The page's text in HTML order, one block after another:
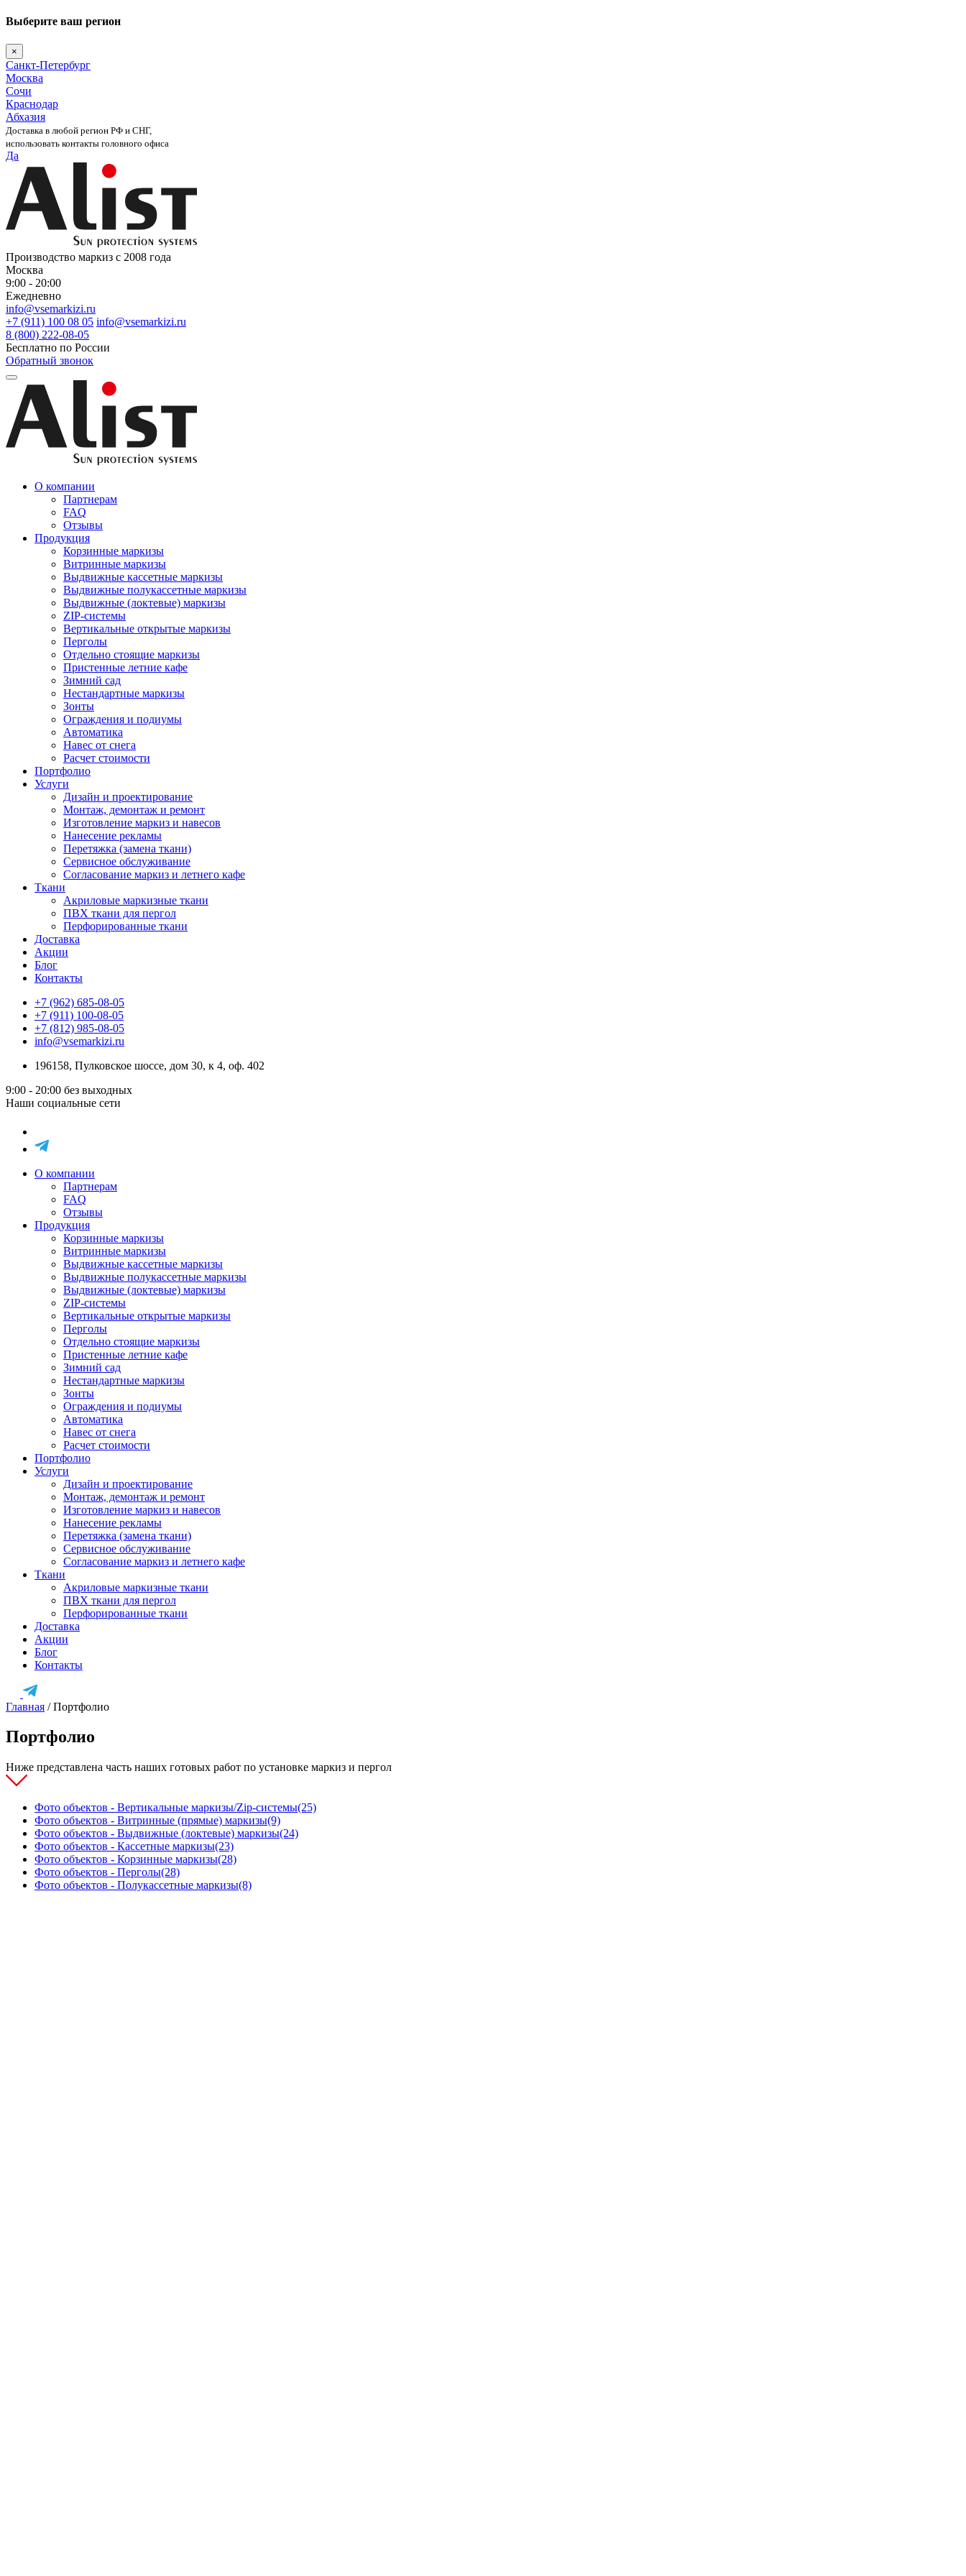
Выберите ваш регион
×
Санкт-Петербург
Москва
Сочи
Краснодар
Абхазия
Доставка в любой регион РФ и СНГ,
использовать контакты головного офиса
Да
content
Производство маркиз с 2008 года
Москва
9:00 - 20:00
Ежедневно
info@vsemarkizi.ru
+7 (911) 100 08 05 info@vsemarkizi.ru
8 (800) 222-08-05
Бесплатно по России
Обратный звонок
О компании
Партнерам
FAQ
Отзывы
Продукция
Корзинные маркизы
Витринные маркизы
Выдвижные кассетные маркизы
Выдвижные полукассетные маркизы
Выдвижные (локтевые) маркизы
ZIP-системы
Вертикальные открытые маркизы
Перголы
Отдельно стоящие маркизы
Пристенные летние кафе
Зимний сад
Нестандартные маркизы
Зонты
Ограждения и подиумы
Автоматика
Навес от снега
Расчет стоимости
Портфолио
Услуги
Дизайн и проектирование
Монтаж, демонтаж и ремонт
Изготовление маркиз и навесов
Нанесение рекламы
Перетяжка (замена ткани)
Сервисное обслуживание
Согласование маркиз и летнего кафе
Ткани
Акриловые маркизные ткани
ПВХ ткани для пергол
Перфорированные ткани
Доставка
Акции
Блог
Контакты
+7 (962) 685-08-05
+7 (911) 100-08-05
+7 (812) 985-08-05
info@vsemarkizi.ru
196158, Пулковское шоссе, дом 30, к 4, оф. 402
9:00 - 20:00 без выходных
Наши социальные сети
О компании
Партнерам
FAQ
Отзывы
Продукция
Корзинные маркизы
Витринные маркизы
Выдвижные кассетные маркизы
Выдвижные полукассетные маркизы
Выдвижные (локтевые) маркизы
ZIP-системы
Вертикальные открытые маркизы
Перголы
Отдельно стоящие маркизы
Пристенные летние кафе
Зимний сад
Нестандартные маркизы
Зонты
Ограждения и подиумы
Автоматика
Навес от снега
Расчет стоимости
Портфолио
Услуги
Дизайн и проектирование
Монтаж, демонтаж и ремонт
Изготовление маркиз и навесов
Нанесение рекламы
Перетяжка (замена ткани)
Сервисное обслуживание
Согласование маркиз и летнего кафе
Ткани
Акриловые маркизные ткани
ПВХ ткани для пергол
Перфорированные ткани
Доставка
Акции
Блог
Контакты
Главная /Портфолио
Портфолио
Ниже представлена часть наших готовых работ по установке маркиз и пергол
Фото объектов - Вертикальные маркизы/Zip-системы(25)
Фото объектов - Витринные (прямые) маркизы(9)
Фото объектов - Выдвижные (локтевые) маркизы(24)
Фото объектов - Кассетные маркизы(23)
Фото объектов - Корзинные маркизы(28)
Фото объектов - Перголы(28)
Фото объектов - Полукассетные маркизы(8)